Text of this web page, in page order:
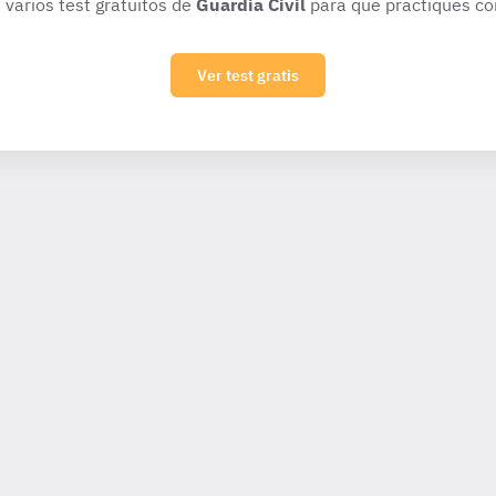
varios test gratuitos de Guardia Civilpara que practiques
Ver test gratis